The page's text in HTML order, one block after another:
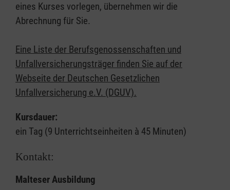
eines Kurses vorlegen, übernehmen wir die
Abrechnung für Sie.
Eine Liste der Berufsgenossenschaften und
Unfallversicherungsträger finden Sie auf der
Webseite der Deutschen Gesetzlichen
Unfallversicherung e.V. (DGUV).
Kursdauer:
ein Tag (9 Unterrichtseinheiten à 45 Minuten)
Kontakt:
Malteser Ausbildung